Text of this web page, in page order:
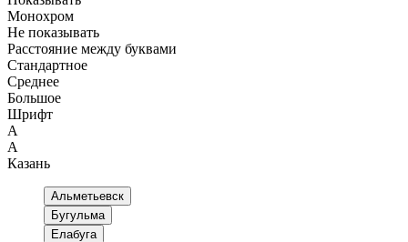
Монохром
Не показывать
Расстояние между буквами
Стандартное
Среднее
Большое
Шрифт
А
А
Казань
Альметьевск
Бугульма
Елабуга